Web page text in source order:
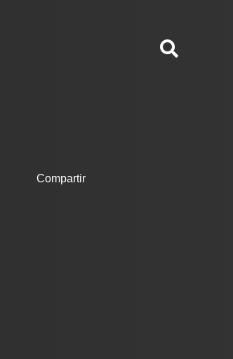
Compartir